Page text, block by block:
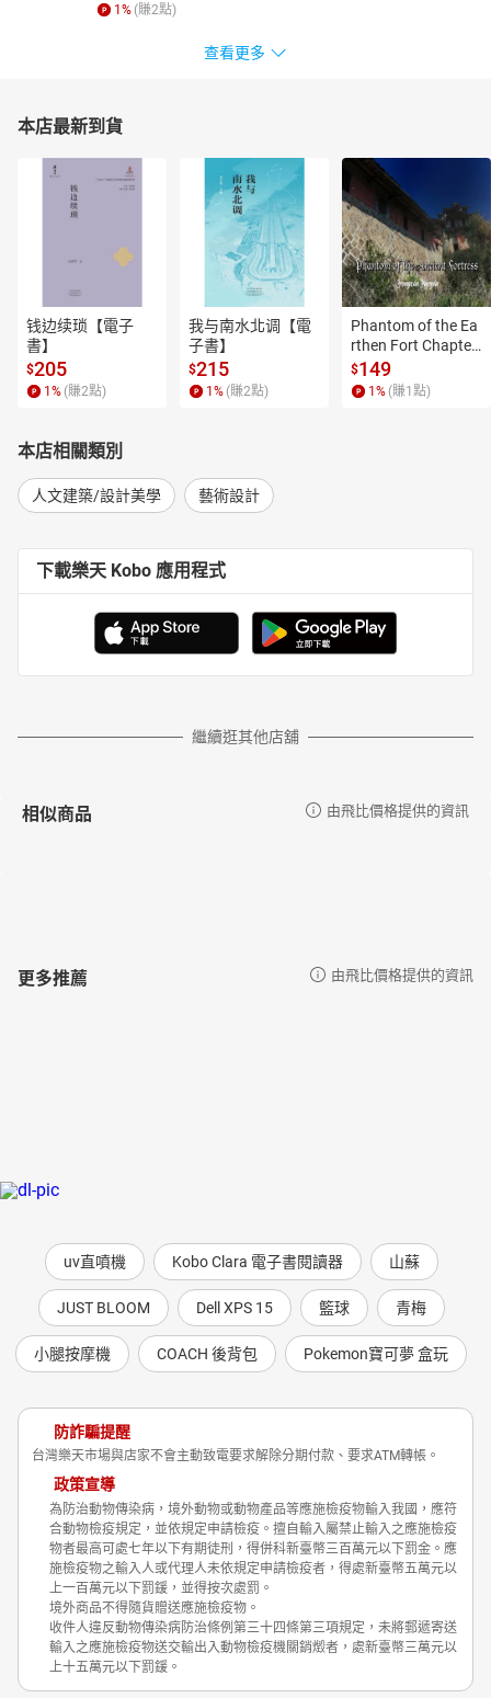
1% (賺2點)
查看更多
本店最新到貨
钱边续琐【電子
書】
$205
1 % (賺2點)
我与南水北调【電
子書】
$215
1 % (賺2點)
Phantom of the Ea
rthen Fort Chapter
4【有聲書】
$149
1 % (賺1 點)
本店相關類別
人文建築/設計美學 藝術設計
下載樂天 Kobo 應用程式
繼續逛其他店舖
相似商品 由飛比價格提供的資訊
更多推薦 由飛比價格提供的資訊
uv直噴機 Kobo Clara 電子書閱讀器 山蘇
JUST BLOOM Dell XPS 15 籃球 青梅
小腿按摩機 COACH 後背包 Pokemon寶可夢 盒玩
防詐騙提醒
台灣樂天市場與店家不會主動致電要求解除分期付款、要求ATM轉帳。
政策宣導
為防治動物傳染病，境外動物或動物產品等應施檢疫物輸入我國，應符
合動物檢疫規定，並依規定申請檢疫。擅自輸入屬禁止輸入之應施檢疫
物者最高可處七年以下有期徒刑，得併科新臺幣三百萬元以下罰金。應
施檢疫物之輸入人或代理人未依規定申請檢疫者，得處新臺幣五萬元以
上一百萬元以下罰鍰，並得按次處罰。
境外商品不得隨貨贈送應施檢疫物。
收件人違反動物傳染病防治條例第三十四條第三項規定，未將郵遞寄送
輸入之應施檢疫物送交輸出入動物檢疫機關銷燬者，處新臺幣三萬元以
上十五萬元以下罰鍰。